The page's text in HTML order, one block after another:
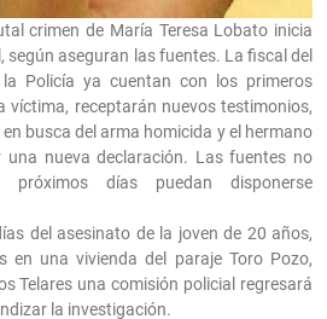
crimen de María Teresa Lobato inicia
aseguran las fuentes. La fiscal del
Policía ya cuentan con los primeros
víctima, receptarán nuevos testimonios,
busca del arma homicida y el hermano
nueva declaración. Las fuentes no
días puedan disponerse
del asesinato de la joven de 20 años,
en una vivienda del paraje Toro Pozo,
Telares una comisión policial regresará
la investigación.